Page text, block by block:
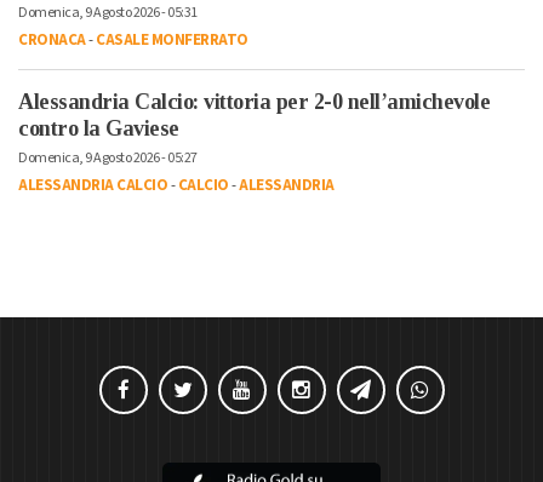
Domenica, 9 Agosto 2026 - 05:31
CRONACA-CASALE MONFERRATO
Alessandria Calcio: vittoria per 2-0 nell’amichevole
contro la Gaviese
Domenica, 9 Agosto 2026 - 05:27
ALESSANDRIA CALCIO-CALCIO-ALESSANDRIA